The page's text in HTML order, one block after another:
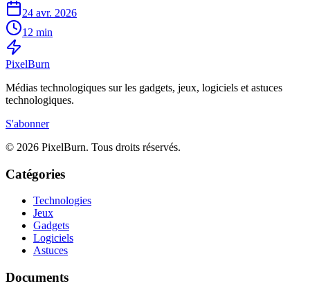
24 avr. 2026
12 min
PixelBurn
Médias technologiques sur les gadgets, jeux, logiciels et astuces
technologiques.
S'abonner
© 2026 PixelBurn. Tous droits réservés.
Catégories
Technologies
Jeux
Gadgets
Logiciels
Astuces
Documents